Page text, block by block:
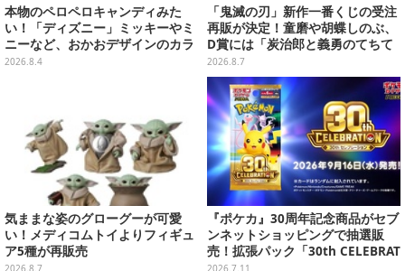
本物のペロペロキャンディみた
い！「ディズニー」ミッキーやミ
ニーなど、おかおデザインのカラ
フルチャーム全10種が8月31日発
2026.8.4
「鬼滅の刃」新作一番くじの受注
再販が決定！童磨や胡蝶しのぶ、
D賞には「炭治郎と義勇のてちて
ちフィギュア」も
2026.8.7
気ままな姿のグローグーが可愛
い！メディコムトイよりフィギュ
ア5種が再販売
2026.8.7
『ポケカ』30周年記念商品がセブ
ンネットショッピングで抽選販
売！拡張パック「30th CELEBRAT
ION」と「エーフィ・ブラッキー
2026.7.11